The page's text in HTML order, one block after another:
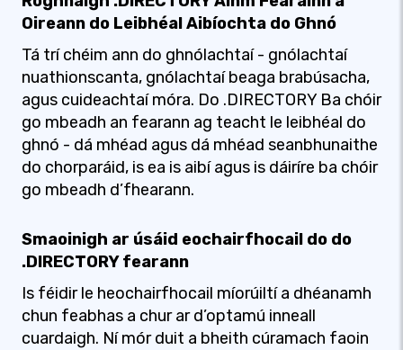
Oireann do Leibhéal Aibíochta do Ghnó
Tá trí chéim ann do ghnólachtaí - gnólachtaí
nuathionscanta, gnólachtaí beaga brabúsacha,
agus cuideachtaí móra. Do .DIRECTORY Ba chóir
go mbeadh an fearann ​​​​ag teacht le leibhéal do
ghnó - dá mhéad agus dá mhéad seanbhunaithe
do chorparáid, is ea is aibí agus is dáiríre ba chóir
go mbeadh d’fhearann.
Smaoinigh ar úsáid eochairfhocail do do
.DIRECTORY fearann
Is féidir le heochairfhocail míorúiltí a dhéanamh
chun feabhas a chur ar d’optamú inneall
cuardaigh. Ní mór duit a bheith cúramach faoin